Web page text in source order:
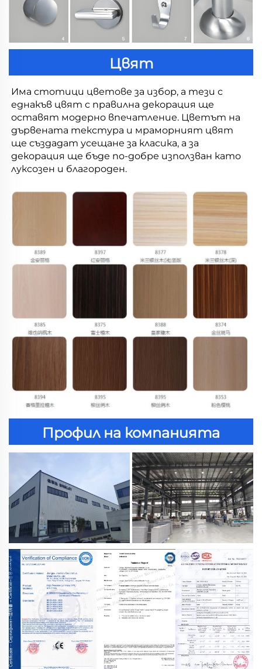
Цвят
Има стотици цветове за избор, а тези с
еднакъв цвят с правилна декорация ще
оставят модерно впечатление. Цветът на
дървената текстура и мраморният цвят
ще създадат усещане за класика, а за
декорация ще бъде по-добре използван като
луксозен и благороден.
Профил на компанията